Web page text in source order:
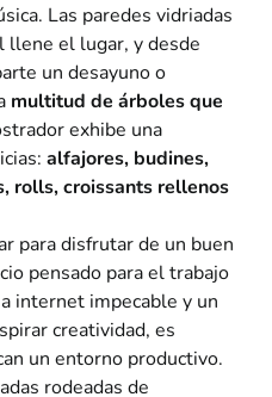
Las paredes vidriadas
llene el lugar, y desde
un desayuno o
multitud de árboles que
exhibe una
alfajores, budines,
rolls, croissants rellenos
para disfrutar de un buen
pensado para el trabajo
internet impecable y un
creatividad, es
un entorno productivo.
rodeadas de